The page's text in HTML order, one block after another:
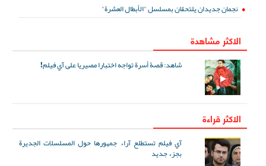
نجمان جديدان يلتحقان بمسلسل "الأبطال العشرة"
الاكثر مشاهدة
شاهد: قصة أسرة تواجه اختبارا مصيريا على آي فيلم!
الاكثر قراءة
آي فيلم تستطلع آراء جمهورها حول المسلسلات الجديرة
بجزء جديد